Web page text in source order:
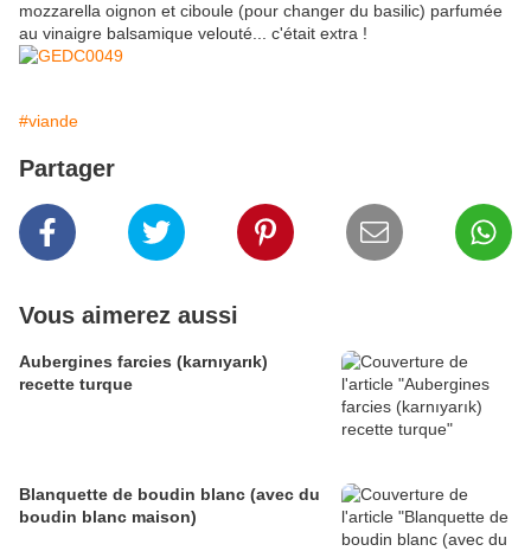
mozzarella oignon et ciboule (pour changer du basilic) parfumée
au vinaigre balsamique velouté... c'était extra !
#viande
Partager
Vous aimerez aussi
Aubergines farcies (karnıyarık)
recette turque
Blanquette de boudin blanc (avec du
boudin blanc maison)